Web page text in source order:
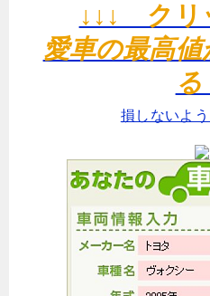
↓↓↓ クリ
愛車の最高
る
損しないよ